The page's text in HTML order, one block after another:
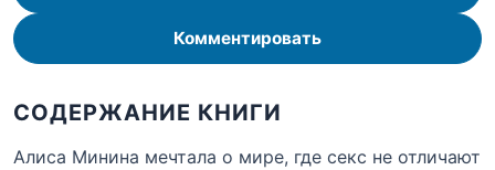
Комментировать
СОДЕРЖАНИЕ КНИГИ
Алиса Минина мечтала о мире, где секс не отличают